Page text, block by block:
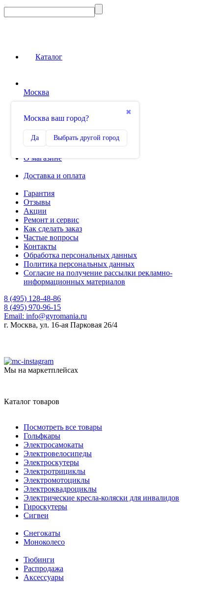
Каталог
Москва
✖
Москва ваш город?
Да Выбрать другой город
0
Избранное
О магазине
Доставка и оплата
Гарантия
Отзывы
Акции
Ремонт и сервис
Как сделать заказ
Частые вопросы
Контакты
Обработка персональных данных
Политика персональных данных
Согласие на получение рассылки рекламно-
информационных материалов
8 (495) 128-48-86
8 (495) 970-96-15
Email: info@gyromania.ru
г. Москва, ул. 16-ая Парковая 26/4
Мы на маркетплейсах
Каталог товаров
Посмотреть все товары
Гольфкары
Электросамокаты
Электровелосипеды
Электроскутеры
Электротрициклы
Электромотоциклы
Электроквадроциклы
Электрические кресла-коляски для инвалидов
Гироскутеры
Сигвеи
Снегокаты
Моноколесо
Тюбинги
Распродажа
Аксессуары